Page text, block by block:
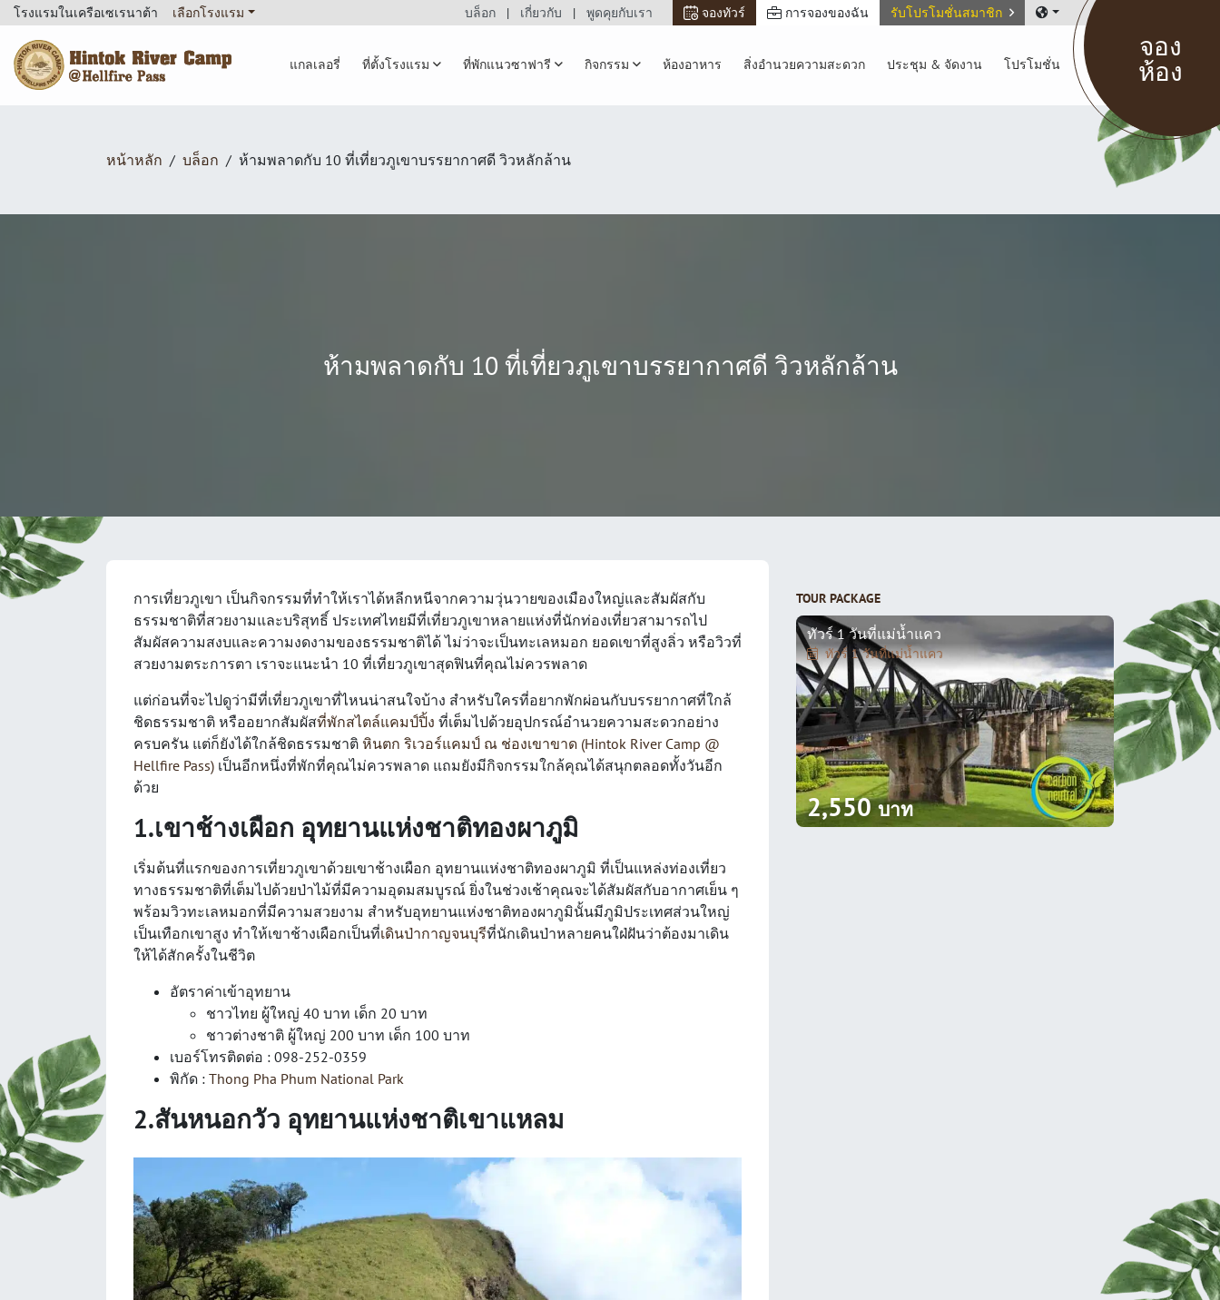
โรงแรมในเครือเซเรนาต้า เลือกโรงแรม บล็อก เกี่ยวกับ พูดคุยกับเรา จองทัวร์ การจองของฉัน รับโปรโมชั่นสมาชิก
แกลเลอรี่ ที่ตั้งโรงแรม ที่พักแนวซาฟารี กิจกรรม ห้องอาหาร สิ่งอำนวยความสะดวก ประชุม & จัดงาน โปรโมชั่น
หน้าหลัก บล็อก ห้ามพลาดกับ 10 ที่เที่ยวภูเขาบรรยากาศดี วิวหลักล้าน
ห้ามพลาดกับ 10 ที่เที่ยวภูเขาบรรยากาศดี วิวหลักล้าน
การเที่ยวภูเขา เป็นกิจกรรมที่ทำให้เราได้หลีกหนีจากความวุ่นวายของเมืองใหญ่และสัมผัสกับ
ธรรมชาติที่สวยงามและบริสุทธิ์ ประเทศไทยมีที่เที่ยวภูเขาหลายแห่งที่นักท่องเที่ยวสามารถไป
สัมผัสความสงบและความงดงามของธรรมชาติได้ ไม่ว่าจะเป็นทะเลหมอก ยอดเขาที่สูงลิ่ว หรือวิวที่
สวยงามตระการตา เราจะแนะนำ 10 ที่เที่ยวภูเขาสุดฟินที่คุณไม่ควรพลาด
แต่ก่อนที่จะไปดูว่ามีที่เที่ยวภูเขาที่ไหนน่าสนใจบ้าง สำหรับใครที่อยากพักผ่อนกับบรรยากาศที่ใกล้
ชิดธรรมชาติ หรืออยากสัมผัสที่พักสไตล์แคมป์ปิ้ง ที่เต็มไปด้วยอุปกรณ์อำนวยความสะดวกอย่าง
ครบครัน แต่ก็ยังได้ใกล้ชิดธรรมชาติ หินตก ริเวอร์แคมป์ ณ ช่องเขาขาด (Hintok River Camp @
Hellfire Pass) เป็นอีกหนึ่งที่พักที่คุณไม่ควรพลาด แถมยังมีกิจกรรมใกล้คุณได้สนุกตลอดทั้งวันอีก
ด้วย
1.เขาช้างเผือก อุทยานแห่งชาติทองผาภูมิ
เริ่มต้นที่แรกของการเที่ยวภูเขาด้วยเขาช้างเผือก อุทยานแห่งชาติทองผาภูมิ ที่เป็นแหล่งท่องเที่ยว
ทางธรรมชาติที่เต็มไปด้วยป่าไม้ที่มีความอุดมสมบูรณ์ ยิ่งในช่วงเช้าคุณจะได้สัมผัสกับอากาศเย็น ๆ
พร้อมวิวทะเลหมอกที่มีความสวยงาม สำหรับอุทยานแห่งชาติทองผาภูมินั้นมีภูมิประเทศส่วนใหญ่
เป็นเทือกเขาสูง ทำให้เขาช้างเผือกเป็นที่เดินป่ากาญจนบุรีที่นักเดินป่าหลายคนใฝ่ฝันว่าต้องมาเดิน
ให้ได้สักครั้งในชีวิต
อัตราค่าเข้าอุทยาน
ชาวไทย ผู้ใหญ่ 40 บาท เด็ก 20 บาท
ชาวต่างชาติ ผู้ใหญ่ 200 บาท เด็ก 100 บาท
เบอร์โทรติดต่อ : 098-252-0359
พิกัด : Thong Pha Phum National Park
2.สันหนอกวัว อุทยานแห่งชาติเขาแหลม
TOUR PACKAGE
ทัวร์ 1 วันที่แม่น้ำแคว
ทัวร์ 1 วันที่แม่น้ำแคว
2,550บาท
จอง
ห้อง